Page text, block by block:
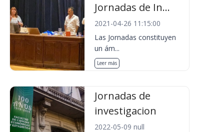
Jornadas de In...
2021-04-26 11:15:00
Las Jornadas constituyen
un ám...
Leer más
Jornadas de
investigacion
2022-05-09 null